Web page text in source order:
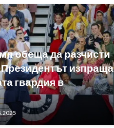
обеща да разчисти
изпраща
гвардия в